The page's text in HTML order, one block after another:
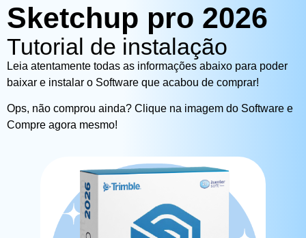
Sketchup pro 2026
Tutorial de instalação
Leia atentamente todas as informações abaixo para poder
baixar e instalar o Software que acabou de comprar!
Ops, não comprou ainda? Clique na imagem do Software e
Compre agora mesmo!